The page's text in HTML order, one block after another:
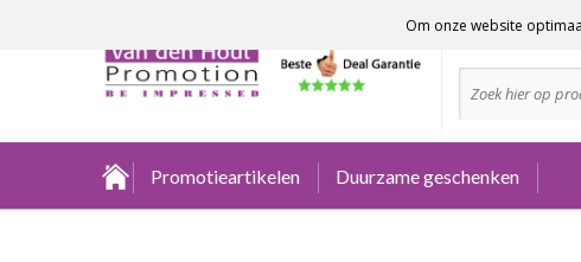
Advies nodig?
Promotieartikelen Duurzame geschenken
Om onze website